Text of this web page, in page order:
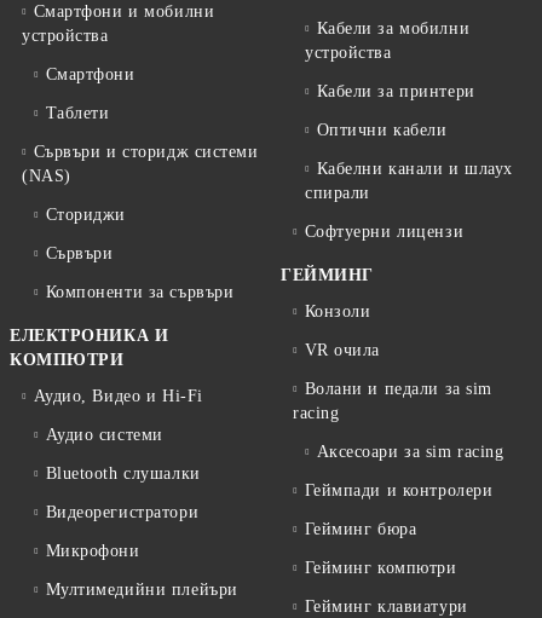
Смартфони и мобилни
устройства
Смартфони
Таблети
Сървъри и сторидж системи
(NAS)
Сториджи
Сървъри
Компоненти за сървъри
ЕЛЕКТРОНИКА И
КОМПЮТРИ
Аудио, Видео и Hi-Fi
Аудио системи
Bluetooth слушалки
Видеорегистратори
Микрофони
Мултимедийни плейъри
Кабели за мобилни
устройства
Кабели за принтери
Оптични кабели
Кабелни канали и шлаух
спирали
Софтуерни лицензи
ГЕЙМИНГ
Конзоли
VR очила
Волани и педали за sim
racing
Аксесоари за sim racing
Геймпади и контролери
Гейминг бюра
Гейминг компютри
Гейминг клавиатури